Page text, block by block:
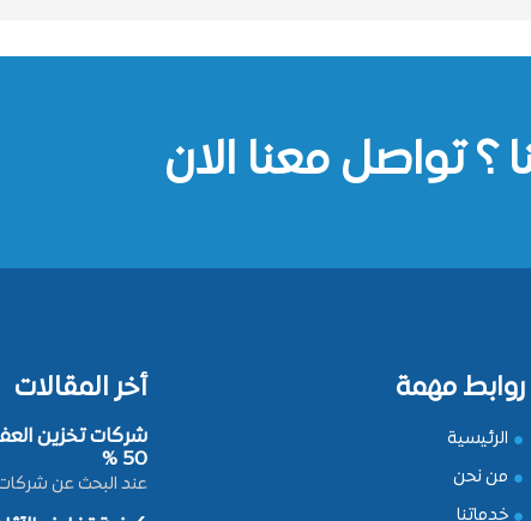
؟ تواصل معنا الان
روابط مهمة
الرئيسية
من نحن
خدماتنا
أخر المقالات
شركات تخزين
50 %
عند البحث عن